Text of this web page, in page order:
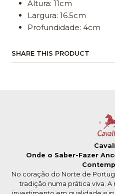
Altura: 11cm
Largura: 16.5cm
Profundidade: 4cm
SHARE THIS PRODUCT
Onde o Saber-Fazer
No coração do Norte de
tradição numa prática viva.